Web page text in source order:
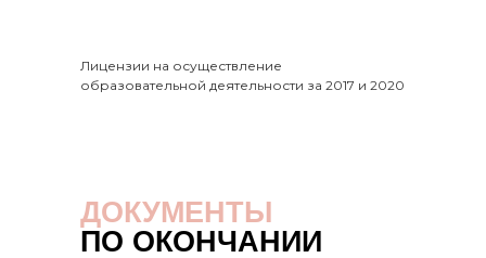
Лицензии на осуществление
образовательной деятельности за 2017 и 2020
ДОКУМЕНТЫ
ПО ОКОНЧАНИИ